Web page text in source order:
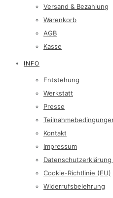
Versand & Bezahlung
Warenkorb
AGB
Kasse
INFO
Entstehung
Werkstatt
Presse
Kontakt
Impressum
Datenschutzerklärung
Cookie-Richtlinie (EU)
Widerrufsbelehrung